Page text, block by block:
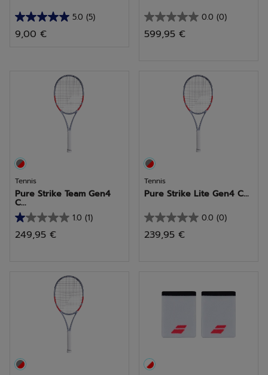
5.0 (5)
5.0
sur
9,00 €
0.0 (0)
0.0
sur
599,95 €
Tennis
Pure Strike Team Gen4
C...
1.0 (1)
1.0
sur
249,95 €
Tennis
Pure Strike Lite Gen4 C...
0.0 (0)
0.0
sur
239,95 €